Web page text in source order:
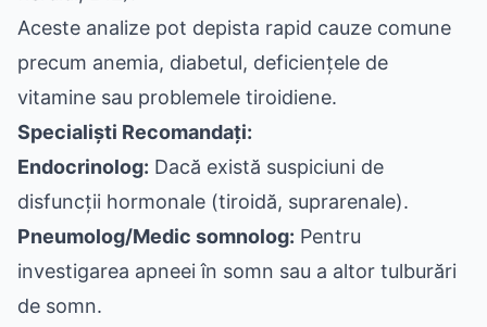
Aceste analize pot depista rapid cauze comune
precum anemia, diabetul, deficiențele de
vitamine sau problemele tiroidiene.
Specialiști Recomandați:
Endocrinolog: Dacă există suspiciuni de
disfuncții hormonale (tiroidă, suprarenale).
Pneumolog/Medic somnolog: Pentru
investigarea apneei în somn sau a altor tulburări
de somn.